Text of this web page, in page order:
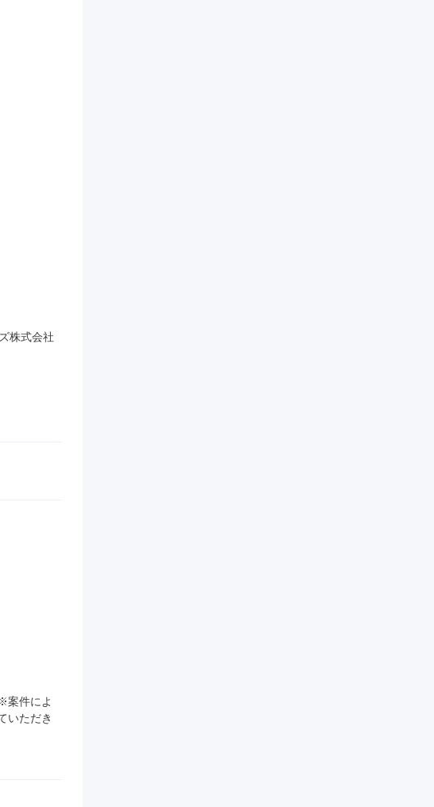
株式会社
案件によ
いただき